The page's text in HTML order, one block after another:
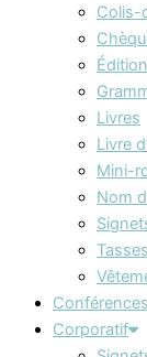
Colis-
Livres
Livre
Mini-
Nom
Tasses
Conférences
Corporatif